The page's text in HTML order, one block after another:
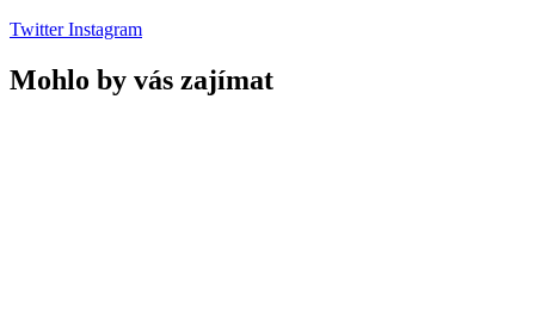
TwitterInstagram
Mohlo by vás zajímat